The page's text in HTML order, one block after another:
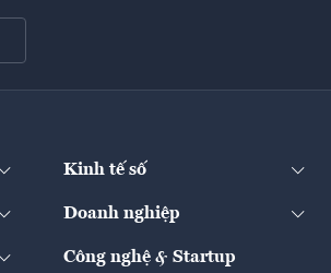
Kinh tế số
Doanh nghiệp
Công nghệ & Startup